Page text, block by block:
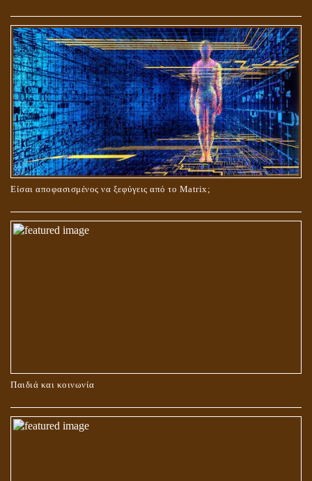
Είσαι αποφασισμένος να ξεφύγεις από το Matrix;
Παιδιά και κοινωνία
ΟΙ ΑΙΤΙΕΣ ΓΙΑ ΤΗΝ ΕΠΙΘΕΤΙΚΗ ΣΥΜΠΕΡΙΦΟΡΑ ΤΟΥ ΧΡΙΣΤΟΥ ΣΤΑ
ΝΗΠΙΑΚΑ ΤΟΥ ΧΡΟΝΙΑ
ΚΑΥΣΗ Ή ΤΑΦΗ ΤΩΝ ΝΕΚΡΩΝ?